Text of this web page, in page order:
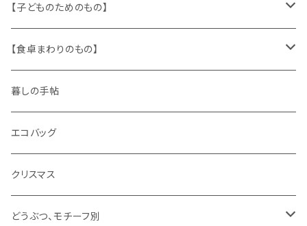
キャラクター
ピノキオ
文房具
木製品
ミニチュア、ドールハウス
パズル、ゲーム
古本、古雑誌、古えほん
古レコード
古せっけん
ラッピングペーパー、壁紙
ガラス
プラスチック
紙
トリム
ワッペン
キッチンクロス、ナプキン
ニット
布地
【子どものためのもの】
身に着けるもの
【食卓まわりのもの】
ガラス
花びん
小物入れ
陶磁器
カップアンドソーサー
プレート
木製品
ホーロー
暮しの手帖
エコバッグ
クリスマス
どうぶつ、モチーフ別